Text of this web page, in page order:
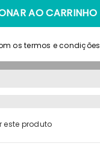
os termos e condições
este produto